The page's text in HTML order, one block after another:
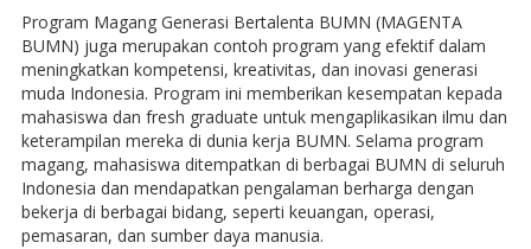
Program Magang Generasi Bertalenta BUMN (MAGENTA
BUMN) juga merupakan contoh program yang efektif dalam
meningkatkan kompetensi, kreativitas, dan inovasi generasi
muda Indonesia. Program ini memberikan kesempatan kepada
mahasiswa dan fresh graduate untuk mengaplikasikan ilmu dan
keterampilan mereka di dunia kerja BUMN. Selama program
magang, mahasiswa ditempatkan di berbagai BUMN di seluruh
Indonesia dan mendapatkan pengalaman berharga dengan
bekerja di berbagai bidang, seperti keuangan, operasi,
pemasaran, dan sumber daya manusia.